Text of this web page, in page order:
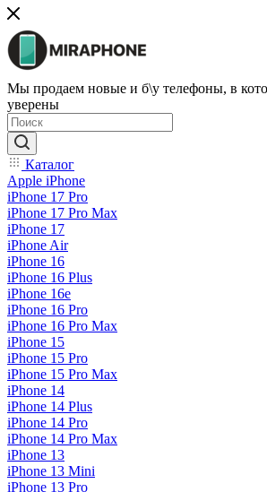
Мы продаем новые и б\у телефоны, в
уверены
Каталог
Apple iPhone
iPhone 17 Pro
iPhone 17 Pro Max
iPhone 17
iPhone Air
iPhone 16
iPhone 16 Plus
iPhone 16e
iPhone 16 Pro
iPhone 16 Pro Max
iPhone 15
iPhone 15 Pro
iPhone 15 Pro Max
iPhone 14
iPhone 14 Plus
iPhone 14 Pro
iPhone 14 Pro Max
iPhone 13
iPhone 13 Mini
iPhone 13 Pro